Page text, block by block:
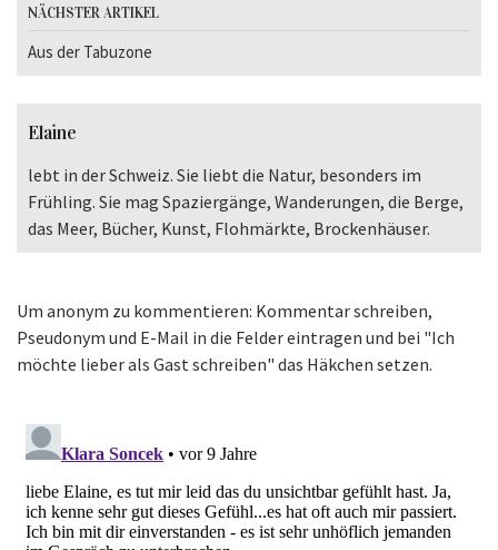
NÄCHSTER ARTIKEL
Aus der Tabuzone
Elaine
lebt in der Schweiz. Sie liebt die Natur, besonders im
Frühling. Sie mag Spaziergänge, Wanderungen, die Berge,
das Meer, Bücher, Kunst, Flohmärkte, Brockenhäuser.
Um anonym zu kommentieren: Kommentar schreiben,
Pseudonym und E-Mail in die Felder eintragen und bei "Ich
möchte lieber als Gast schreiben" das Häkchen setzen.